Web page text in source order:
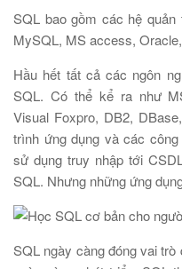
SQL bao gồm các hệ
MySQL, MS access,
Hầu hết tất cả các ngôn
SQL. Có thể kể ra như
Visual Foxpro, DB2,
trình ứng dụng và các
sử dụng truy nhập tới
SQL. Nhưng những ứng
SQL ngày càng đóng vai